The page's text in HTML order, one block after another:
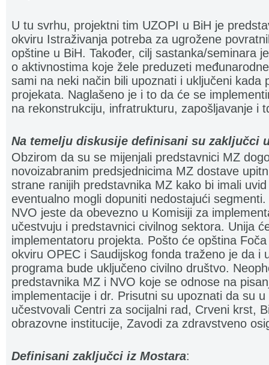
U tu svrhu, projektni tim UZOPI u BiH je
okviru Istraživanja potreba za ugrožene
opštine u BiH. Također, cilj sastanka/seminara
o aktivnostima koje žele preduzeti
sami na neki način bili upoznati i uključeni kada
projekata. Naglašeno je i to da će se
na rekonstrukciju, infratrukturu, zapošljavanje i
Na temelju diskusije definisani su zaključci
Obzirom da su se mijenjali predstavnici MZ
novoizabranim predsjednicima MZ dostave
strane ranijih predstavnika MZ kako bi imali
eventualno mogli dopuniti nedostajući
NVO jeste da obevezno u Komisiji za
učestvuju i predstavnici civilnog sektora. Unija
implementatoru projekta. Pošto će opština
okviru OPEC i Saudijskog fonda traženo je da i
programa bude uključeno civilno društvo.
predstavnika MZ i NVO koje se odnose na
implementacije i dr. Prisutni su upoznati da su
učestvovali Centri za socijalni rad, Crveni krst,
obrazovne institucije, Zavodi za zdravstveno
Definisani zaključci iz Mostara: